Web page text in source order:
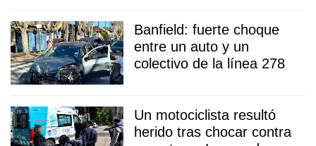
Banfield: fuerte choque
entre un auto y un
colectivo de la línea 278
Un motociclista resultó
herido tras chocar contra